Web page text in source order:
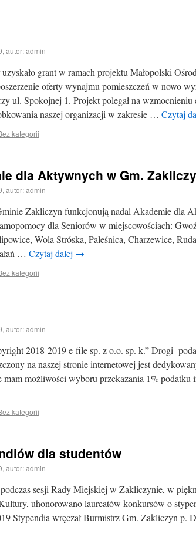
, autor:admin
grant w ramach projektu Małopolski
oferty wynajmu pomieszczeń w nowo
ul. Spokojnej 1. Projekt polegał na
naszej organizacji w zakresie … Czytaj
kategorii |
dla Aktywnych w Gm.
, autor:admin
Zakliczyn funkcjonują nadal Akademie dla
dla Seniorów w miejscowościach:
Wola Stróska, Paleśnica, Charzewice,
… Czytaj dalej →
kategorii |
, autor:admin
2018-2019 e-file sp. z o.o. sp. k.” Drogi
na naszej stronie internetowej jest
mam możliwości wyboru przekazania 1%
kategorii |
dla studentów
, autor:admin
sesji Rady Miejskiej w Zakliczynie, w
uhonorowano laureatów konkursów o
Stypendia wręczał Burmistrz Gm. Zakliczyn p.